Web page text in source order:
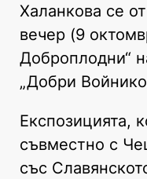
Халанкова се
вечер (9
Доброплодни“
„Добри
Експозицията,
съвместно с
със